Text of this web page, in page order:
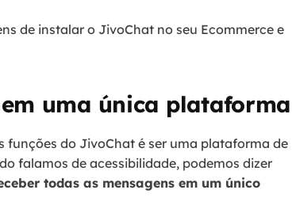
de instalar o JivoChat no seu Ecommerce e
uma única plataforma
funções do JivoChat é ser uma plataforma de
falamos de acessibilidade, podemos dizer
todas as mensagens em um único